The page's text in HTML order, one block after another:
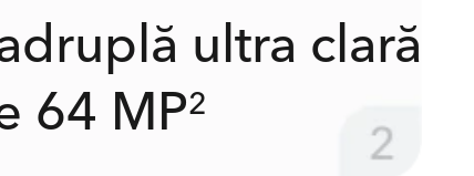
ultra clară
64 MP2